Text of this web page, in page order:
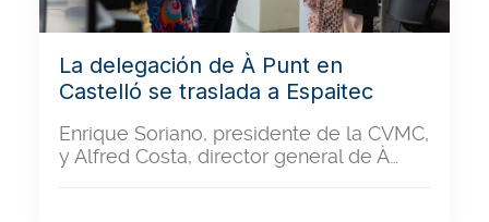
La delegación de À Punt en
Castelló se traslada a Espaitec
Enrique Soriano, presidente de la CVMC,
y Alfred Costa, director general de À…